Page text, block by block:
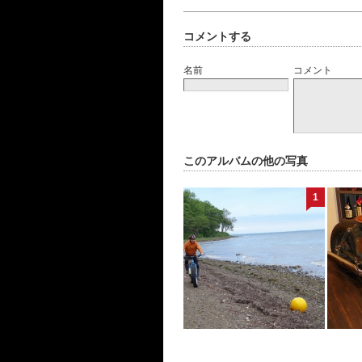
コメントする
名前 コメント
このアルバムの他の写真
1